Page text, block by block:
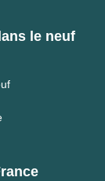
le neuf